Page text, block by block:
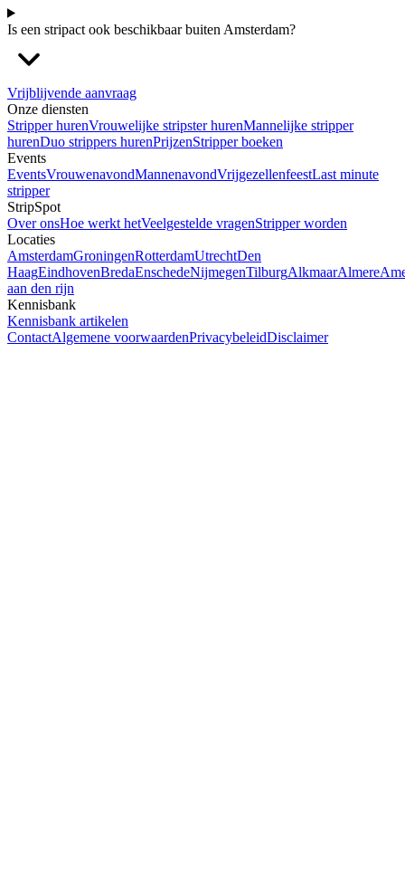
Is een stripact ook beschikbaar buiten Amsterdam?
Vrijblijvende aanvraag
Onze diensten
Stripper hurenVrouwelijke stripster hurenMannelijke stripper
hurenDuo strippers hurenPrijzenStripper boeken
Events
EventsVrouwenavondMannenavondVrijgezellenfeestLast minute
stripper
StripSpot
Over onsHoe werkt hetVeelgestelde vragenStripper worden
Locaties
AmsterdamGroningenRotterdamUtrechtDen
HaagEindhovenBredaEnschedeNijmegenTilburgAlkmaarAlmere
aan den rijn
Kennisbank
Kennisbank artikelen
ContactAlgemene voorwaardenPrivacybeleidDisclaimer